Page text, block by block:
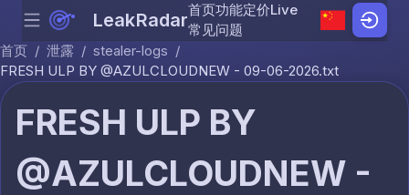
Skip to content
Menu LeakRadar首页功能定价Live
常见问题
首页 / 泄露 / stealer-logs /
FRESH ULP BY @AZULCLOUDNEW - 09-06-2026.txt
FRESH ULP BY
@AZULCLOUDNEW -